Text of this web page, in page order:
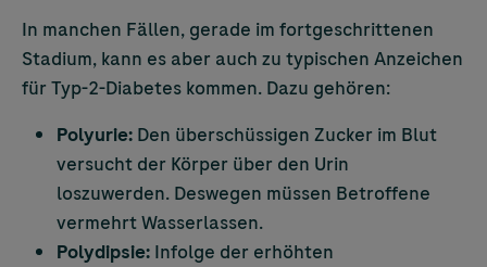
In manchen Fällen, gerade im fortgeschrittenen
Stadium, kann es aber auch zu typischen Anzeichen
für Typ-2-Diabetes kommen. Dazu gehören:
Polyurie: Den überschüssigen Zucker im Blut
versucht der Körper über den Urin
loszuwerden. Deswegen müssen Betroffene
vermehrt Wasserlassen.
Polydipsie: Infolge der erhöhten